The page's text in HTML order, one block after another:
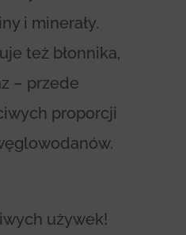
i minerały.
też błonnika,
– przede
proporcji
używek!